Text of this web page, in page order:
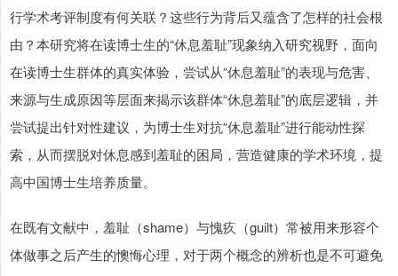
行学术考评制度有何关联？这些行为背后又蕴含了怎样的社会根
由？本研究将在读博士生的“休息羞耻”现象纳入研究视野，面向
在读博士生群体的真实体验，尝试从“休息羞耻”的表现与危害、
来源与生成原因等层面来揭示该群体“休息羞耻”的底层逻辑，并
尝试提出针对性建议，为博士生对抗“休息羞耻”进行能动性探
索，从而摆脱对休息感到羞耻的困局，营造健康的学术环境，提
高中国博士生培养质量。
在既有文献中，羞耻（shame）与愧疚（guilt）常被用来形容个
体做事之后产生的懊悔心理，对于两个概念的辨析也是不可避免